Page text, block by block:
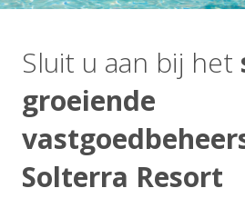
Sluit u aan bij het
groeiende
Solterra Resort